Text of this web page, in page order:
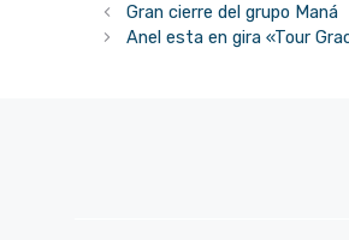
Gran cierre del grupo Maná
Anel esta en gira «Tour